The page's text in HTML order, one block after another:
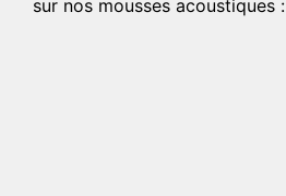
sur nos mousses acoustiques :